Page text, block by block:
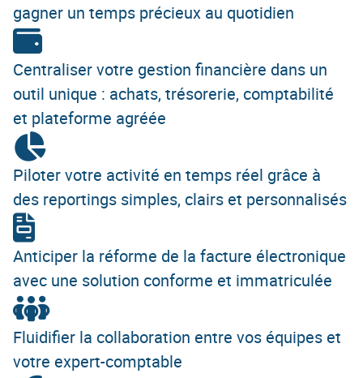
gagner un temps précieux au quotidien
Centraliser votre gestion financière dans un
outil unique : achats, trésorerie, comptabilité
et plateforme agréée
Piloter votre activité en temps réel grâce à
des reportings simples, clairs et personnalisés
Anticiper la réforme de la facture électronique
avec une solution conforme et immatriculée
Fluidifier la collaboration entre vos équipes et
votre expert-comptable